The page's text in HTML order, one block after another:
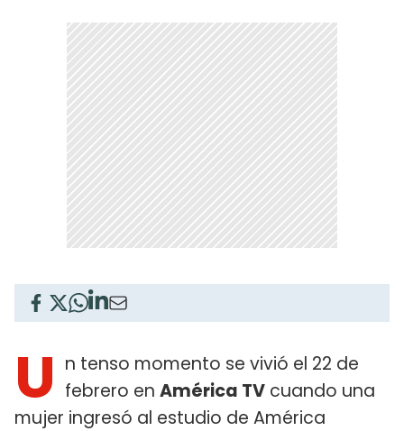
U n tenso momento se vivió el 22 de
febrero en América TV cuando una
mujer ingresó al estudio de América